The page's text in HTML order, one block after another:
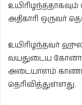
அதிகாரி ஒருவர்
உயிரிழந்தவர்
வயதுடைய
அடையாளம்
தெரிவித்துள்ளது.